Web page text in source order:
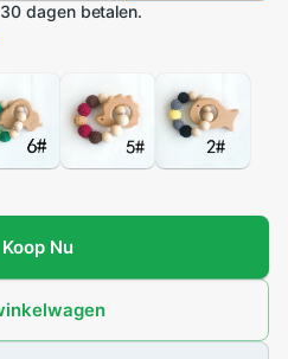
dagen betalen.
Koop Nu